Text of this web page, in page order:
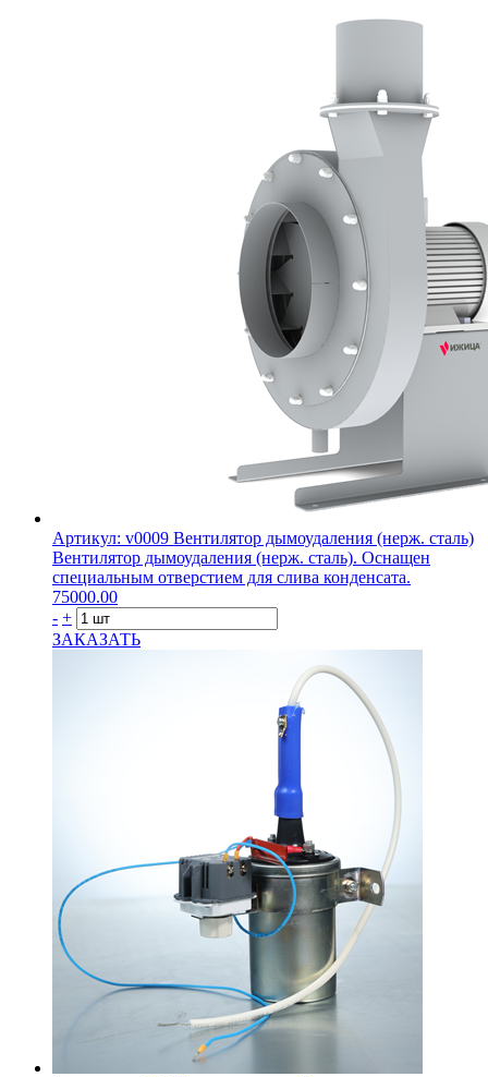
Артикул: v0009 Вентилятор дымоудаления (нерж. сталь)
Вентилятор дымоудаления (нерж. сталь). Оснащен
специальным отверстием для слива конденсата.
75000.00
- +
ЗАКАЗАТЬ